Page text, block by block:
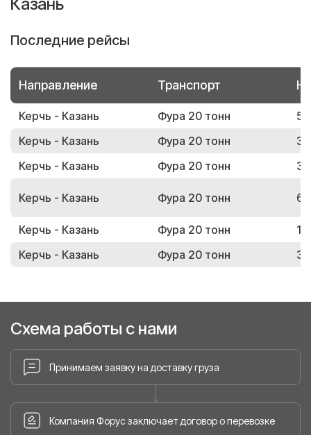
Последние рейсы
Направление Транспорт
Керчь - Казань Фура 20 тонн
Керчь - Казань
Фура 20 тонн
Керчь - Казань
Фура 20 тонн
Керчь - Казань Фура 20 тонн
Керчь - Казань Фура 20 тонн
Керчь - Казань
Фура 20 тонн
Схема работы с нами
Принимаем заявку на доставку груза
Компания Форус заключает договор о перевозке